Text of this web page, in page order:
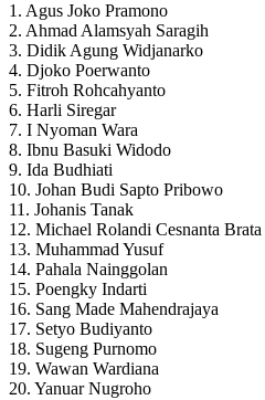
1. Agus Joko Pramono
2. Ahmad Alamsyah Saragih
3. Didik Agung Widjanarko
4. Djoko Poerwanto
5. Fitroh Rohcahyanto
6. Harli Siregar
7. I Nyoman Wara
8. Ibnu Basuki Widodo
9. Ida Budhiati
10. Johan Budi Sapto Pribowo
11. Johanis Tanak
12. Michael Rolandi Cesnanta Brata
13. Muhammad Yusuf
14. Pahala Nainggolan
15. Poengky Indarti
16. Sang Made Mahendrajaya
17. Setyo Budiyanto
18. Sugeng Purnomo
19. Wawan Wardiana
20. Yanuar Nugroho